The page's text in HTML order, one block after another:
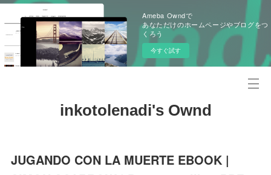
Ameba Owndで
あなただけのホームページやブログをつ
くろう
今すぐ試す
inkotolenadi's Ownd
JUGANDO CON LA MUERTE EBOOK |